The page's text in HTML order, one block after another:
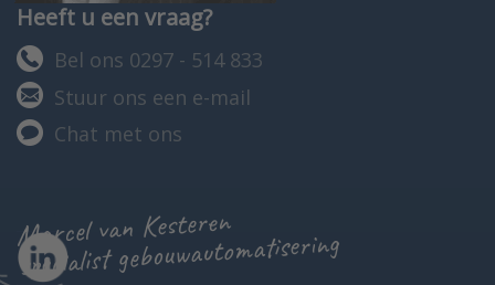
Heeft u een vraag?
Bel ons 0297 - 514 833
Stuur ons een e-mail
Chat met ons
Marcel van Kesteren
specialist gebouwautomatisering